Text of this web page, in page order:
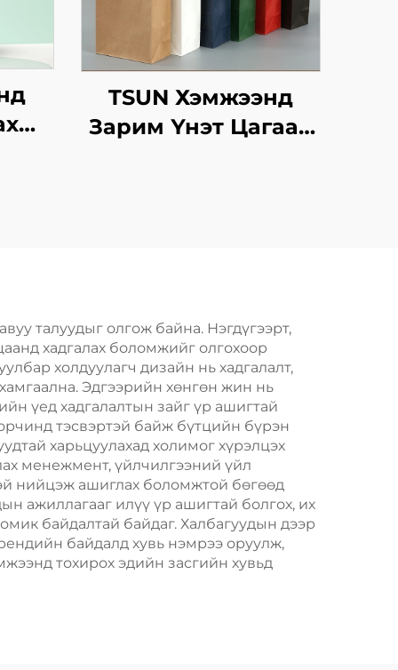
TSUN Хэмжээнд
Зарим Үнэт Цагаан
Пластик Пакинг
талуудыг олгож байна. Нэгдүгээрт,
хадгалах боломжийг олгохоор
холдуулагч дизайн нь хадгалалт,
Эдгээрийн хөнгөн жин нь
үед хадгалалтын зайг үр ашигтай
тэсвэртэй байж бүтцийн бүрэн
харьцуулахад холимог хүрэлцэх
менежмент, үйлчилгээний үйл
нийцэж ашиглах боломжтой бөгөөд
ажиллагааг илүү үр ашигтай болгох, их
байдалтай байдаг. Халбагуудын дээр
байдалд хувь нэмрээ оруулж,
тохирох эдийн засгийн хувьд